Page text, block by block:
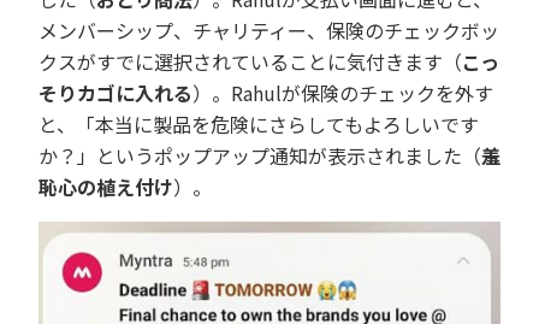
メンバーシップ、チャリティー、保険のチェックボッ
クスがすでに選択されていることに気付きます（こっ
そりカゴに入れる）。Rahulが保険のチェックを外す
と、「本当に製品を危険にさらしてもよろしいです
か？」というポップアップ通知が表示されました（羞
恥心の植え付け）。